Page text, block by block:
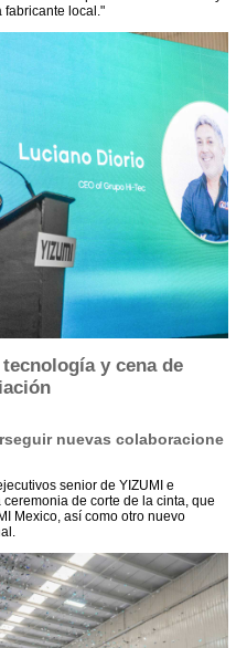
fabricante local."
y cena de
nuevas colaboracione
senior de YIZUMI e
de corte de la cinta, que
Mexico, así como otro nuevo